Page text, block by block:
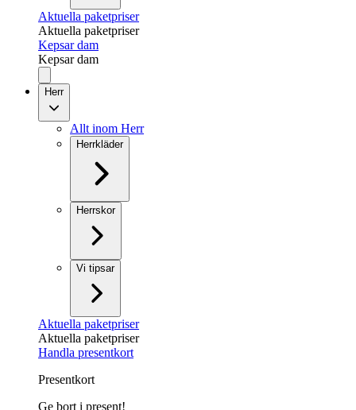
Aktuella paketpriser
Aktuella paketpriser
Kepsar dam
Kepsar dam
Herr
Allt inom Herr
Herrkläder
Herrskor
Vi tipsar
Aktuella paketpriser
Aktuella paketpriser
Handla presentkort
Presentkort
Ge bort i present!